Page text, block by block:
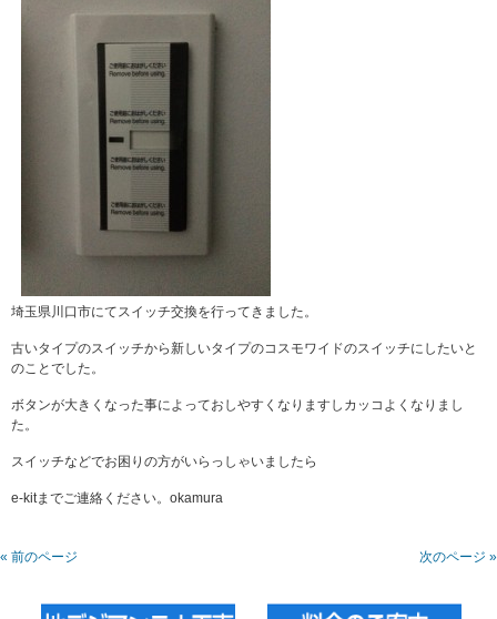
埼玉県川口市にてスイッチ交換を行ってきました。
古いタイプのスイッチから新しいタイプのコスモワイドのスイッチにしたいと
のことでした。
ボタンが大きくなった事によっておしやすくなりますしカッコよくなりまし
た。
スイッチなどでお困りの方がいらっしゃいましたら
e-kitまでご連絡ください。okamura
« 前のページ 次のページ »